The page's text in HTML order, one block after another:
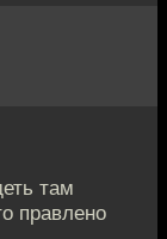
там
правлено